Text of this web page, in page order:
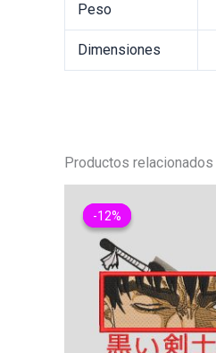
Peso
Dimensiones
Productos relacionados
-12%
-12%